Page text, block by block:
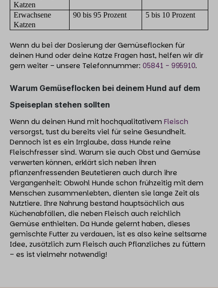
Katzen
Erwachsene
Katzen
90 bis 95 Prozent 5 bis 10 Prozent
Wenn du bei der Dosierung der Gemüseflocken für
deinen Hund oder deine Katze Fragen hast, helfen wir dir
gern weiter – unsere Telefonnummer: 05841 - 995910.
Warum Gemüseflocken bei deinem Hund auf dem
Speiseplan stehen sollten
Wenn du deinen Hund mit hochqualitativem Fleisch
versorgst, tust du bereits viel für seine Gesundheit.
Dennoch ist es ein Irrglaube, dass Hunde reine
Fleischfresser sind. Warum sie auch Obst und Gemüse
verwerten können, erklärt sich neben ihren
pflanzenfressenden Beutetieren auch durch ihre
Vergangenheit: Obwohl Hunde schon frühzeitig mit dem
Menschen zusammenlebten, dienten sie lange Zeit als
Nutztiere. Ihre Nahrung bestand hauptsächlich aus
Küchenabfällen, die neben Fleisch auch reichlich
Gemüse enthielten. Da Hunde gelernt haben, dieses
gemischte Futter zu verdauen, ist es also keine seltsame
Idee, zusätzlich zum Fleisch auch Pflanzliches zu füttern
– es ist vielmehr notwendig!